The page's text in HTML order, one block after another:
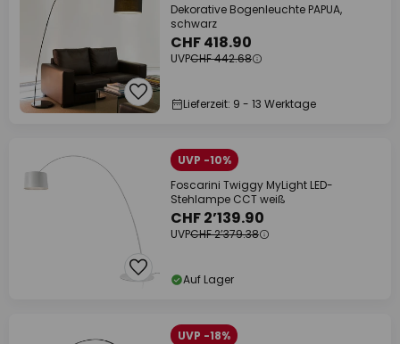
Dekorative Bogenleuchte PAPUA,
schwarz
CHF 418.90
UVPCHF 442.68
Lieferzeit: 9 - 13 Werktage
UVP -10%
Foscarini Twiggy MyLight LED-
Stehlampe CCT weiß
CHF 2’139.90
UVPCHF 2’379.38
Auf Lager
UVP -18%